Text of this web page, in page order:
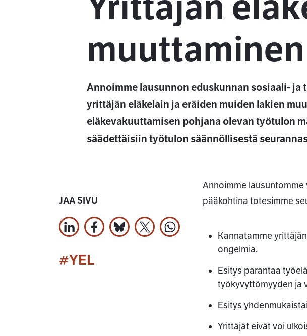
muuttaminen
Annoimme lausunnon eduskunnan sosiaali-
yrittäjän eläkelain ja eräiden muiden lakien
eläkevakuuttamisen pohjana olevan työtulon
säädettäisiin työtulon säännöllisestä
Annoimme
pääkohtina totesimme
Kannatamme
ongelmia.
Esitys parantaa
työkyvyttömyyden ja
Esitys
Yrittäjät eivät voi
JAA SIVU
Jaa LinkedInissä
Jaa Facebookissa
Jaa Bluesky:ssa
Jaa X:ssäJaa WhatsApissa
#YEL